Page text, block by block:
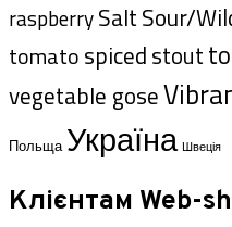
raspberrySaltSour/
tomatospicedstout
vegetable gose
Польща Україна Швеція
Клієнтам Web-